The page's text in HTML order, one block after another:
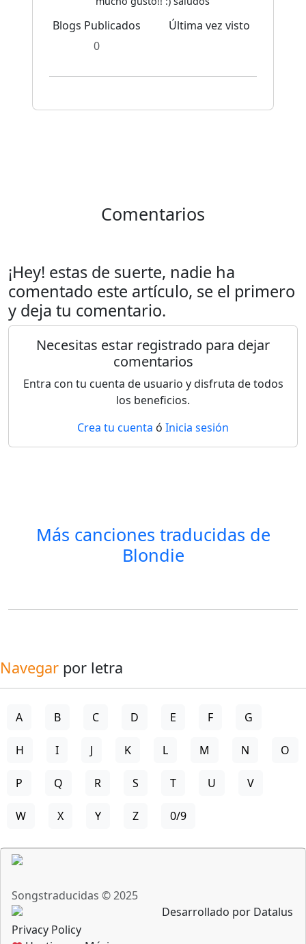
Blogs Publicados
0
Última vez visto
Comentarios
¡Hey! estas de suerte, nadie ha
comentado este artículo, se el primero
y deja tu comentario.
Necesitas estar registrado para dejar
comentarios
Entra con tu cuenta de usuario y disfruta de todos
los beneficios.
Crea tu cuenta ó Inicia sesión
Más canciones traducidas de
Blondie
Navegar por letra
A B C D E F G
H I J K L M N O
P Q R S T U V
W X Y Z 0/9
Songstraducidas © 2025
Desarrollado por Datalus
Privacy Policy